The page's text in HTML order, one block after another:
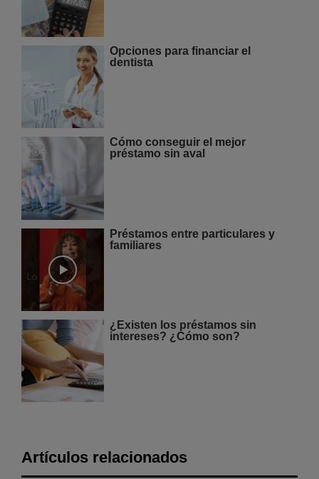
Opciones para financiar el
dentista
Cómo conseguir el mejor
préstamo sin aval
Préstamos entre particulares y
familiares
¿Existen los préstamos sin
intereses? ¿Cómo son?
Artículos relacionados